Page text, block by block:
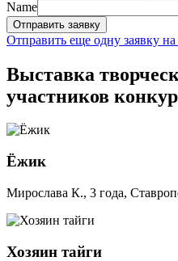
Name
Отправить заявку
Отправить еще одну заявку на
Выставка
участников
Ёжик
Мирослава К., 3 года,
Хозяин тайги